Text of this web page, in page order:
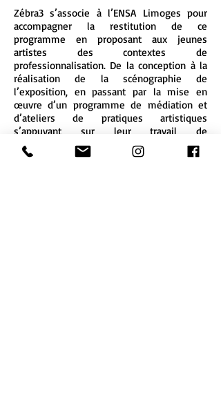
Zébra3 s’associe à l’ENSA Limoges pour
accompagner la restitution de ce
programme en proposant aux jeunes
artistes des contextes de
professionnalisation. De la conception à la
réalisation de la scénographie de
l’exposition, en passant par la mise en
œuvre d’un programme de médiation et
d’ateliers de pratiques artistiques
s’appuyant sur leur travail de
plasticien.ne.s., les artistes
expérimenteront toutes les étapes d’un